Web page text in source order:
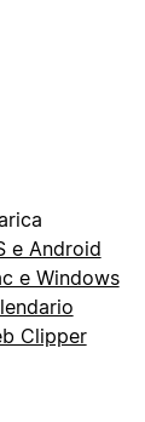
e Android
e Windows
Clipper